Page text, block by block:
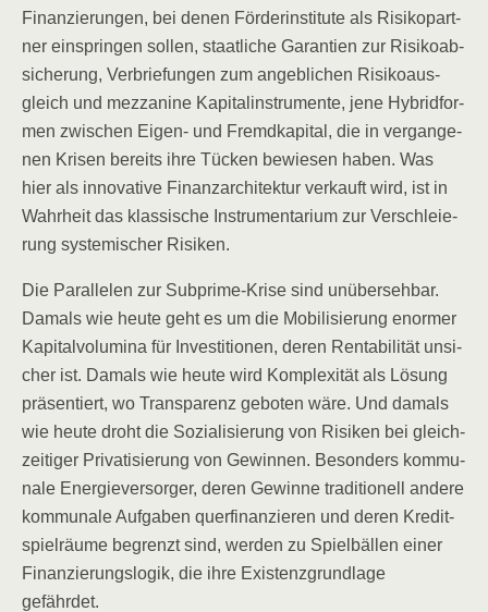
Finan­zie­run­gen, bei denen För­der­insti­tu­te als Risi­ko­part­
ner ein­sprin­gen sol­len, staat­li­che Garan­tien zur Risi­ko­ab­
si­che­rung, Ver­brie­fun­gen zum angeb­li­chen Risi­ko­aus­
gleich und mez­za­ni­ne Kapi­tal­in­stru­men­te, jene Hybrid­for­
men zwi­schen Eigen- und Fremd­ka­pi­tal, die in ver­gan­ge­
nen Kri­sen bereits ihre Tücken bewie­sen haben. Was
hier als inno­va­ti­ve Finanz­ar­chi­tek­tur ver­kauft wird, ist in
Wahr­heit das klas­si­sche Instru­men­ta­ri­um zur Ver­schleie­
rung sys­te­mi­scher Risiken.
Die Par­al­le­len zur Sub­prime-Kri­se sind unüber­seh­bar.
Damals wie heu­te geht es um die Mobi­li­sie­rung enor­mer
Kapi­tal­vo­lu­mi­na für Inves­ti­tio­nen, deren Ren­ta­bi­li­tät unsi­
cher ist. Damals wie heu­te wird Kom­ple­xi­tät als Lösung
prä­sen­tiert, wo Trans­pa­renz gebo­ten wäre. Und damals
wie heu­te droht die Sozia­li­sie­rung von Risi­ken bei gleich­
zei­ti­ger Pri­va­ti­sie­rung von Gewin­nen. Beson­ders kom­mu­
na­le Ener­gie­ver­sor­ger, deren Gewin­ne tra­di­tio­nell ande­re
kom­mu­na­le Auf­ga­ben quer­fi­nan­zie­ren und deren Kre­dit­
spiel­räu­me begrenzt sind, wer­den zu Spiel­bäl­len einer
Finan­zie­rungs­lo­gik, die ihre Exis­tenz­grund­la­ge
gefährdet.